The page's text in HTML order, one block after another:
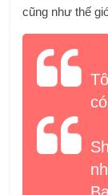
cũng như thế